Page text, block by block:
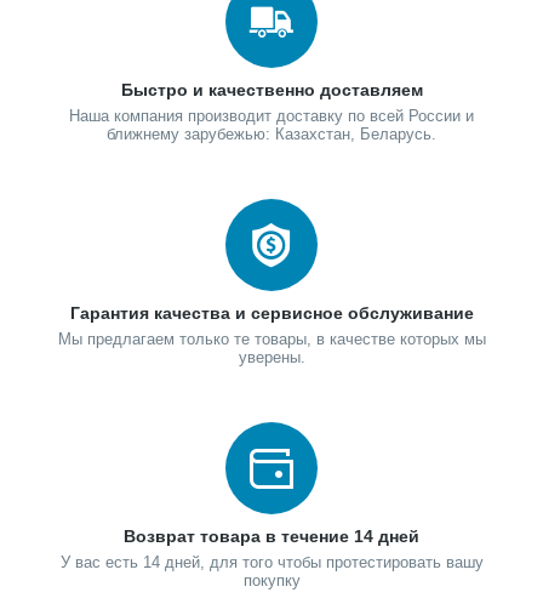
Быстро и качественно доставляем
Наша компания производит доставку по всей России и
ближнему зарубежью: Казахстан, Беларусь.
Гарантия качества и сервисное обслуживание
Мы предлагаем только те товары, в качестве которых мы
уверены.
Возврат товара в течение 14 дней
У вас есть 14 дней, для того чтобы протестировать вашу
покупку